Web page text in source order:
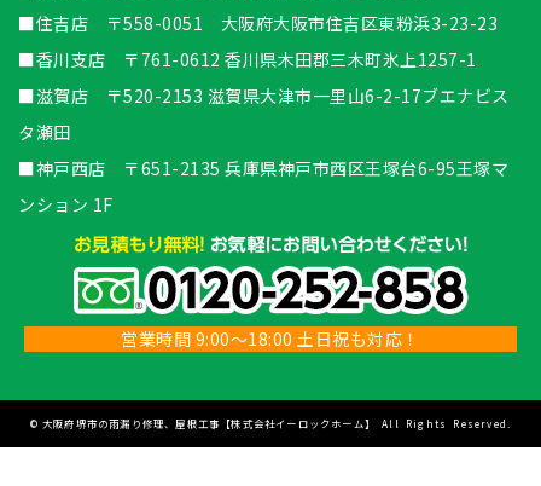
■住吉店 〒558-0051 大阪府大阪市住吉区東粉浜3-23-23
■香川支店 〒761-0612 香川県木田郡三木町氷上1257-1
■滋賀店 〒520-2153 滋賀県大津市一里山6-2-17ブエナビス
タ瀬田
■神戸西店 〒651-2135 兵庫県神戸市西区王塚台6-95王塚マ
ンション 1F
営業時間 9:00～18:00 土日祝も対応！
©大阪府堺市の雨漏り修理、屋根工事【株式会社イーロックホーム】 All Rights Reserved.